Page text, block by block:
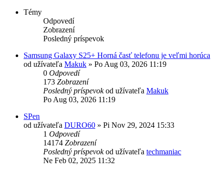
Témy
Odpovedí
Zobrazení
Posledný príspevok
Samsung Galaxy S25+ Horná časť telefonu je veľmi horúca
od užívateľa Makuk » Po Aug 03, 2026 11:19
0 Odpovedí
173 Zobrazení
Posledný príspevokod užívateľa Makuk
Po Aug 03, 2026 11:19
SPen
od užívateľa DURO60 » Pi Nov 29, 2024 15:33
1 Odpovedí
14174 Zobrazení
Posledný príspevokod užívateľa techmaniac
Ne Feb 02, 2025 11:32